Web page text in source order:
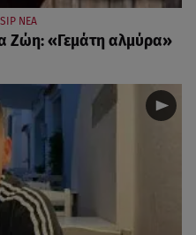
ΝΕΑ
Ζώη: «Γεμάτη αλμύρα»